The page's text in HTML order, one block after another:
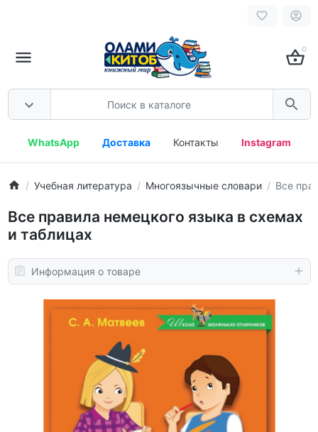
0
WhatsApp Доставка Контакты Instagram
Учебная литература Многоязычные словари Все
Все правила немецкого языка в схемах
и таблицах
Информация о товаре